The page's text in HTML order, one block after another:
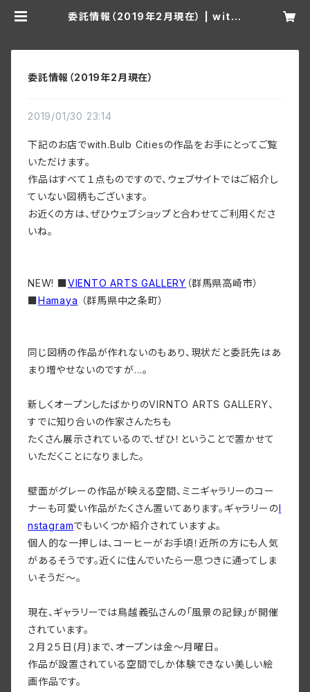
委託情報（2019年2月現在） | with.
委託情報（2019年2月現在）
2019/01/30 23:14
下記のお店でwith.Bulb Citiesの作品をお手にとってご覧
いただけます。
作品はすべて１点ものですので、ウェブサイトではご紹介し
ていない図柄もございます。
お近くの方は、ぜひウェブショップと合わせてご利用くださ
いね。
NEW! ■VIENTO ARTS GALLERY （群馬県高崎市）
■Hamaya （群馬県中之条町）
同じ図柄の作品が作れないのもあり、現状だと委託先はあ
まり増やせないのですが…。
新しくオープンしたばかりのVIRNTO ARTS GALLERY、
すでに知り合いの作家さんたちも
たくさん展示されているので、ぜひ！ということで置かせて
いただくことになりました。
壁面がグレーの作品が映える空間、ミニギャラリーのコー
ナーも可愛い作品がたくさん置いてあります。ギャラリーのI
nstagramでもいくつか紹介されていますよ。
個人的な一押しは、コーヒーがお手頃！近所の方にも人気
があるそうです。近くに住んでいたら一息つきに通ってしま
いそうだ〜。
現在、ギャラリーでは鳥越義弘さんの「風景の記録」が開催
されています。
２月２５日(月)まで、オープンは金〜月曜日。
作品が設置されている空間でしか体験できない美しい絵
画作品です。